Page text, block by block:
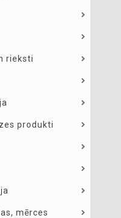
rieksti
produkti
mērces